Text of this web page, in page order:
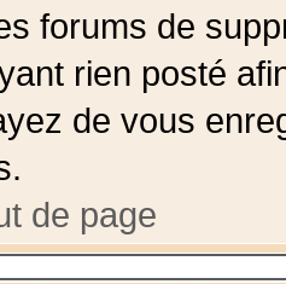
forums de
rien posté
de vous
de page